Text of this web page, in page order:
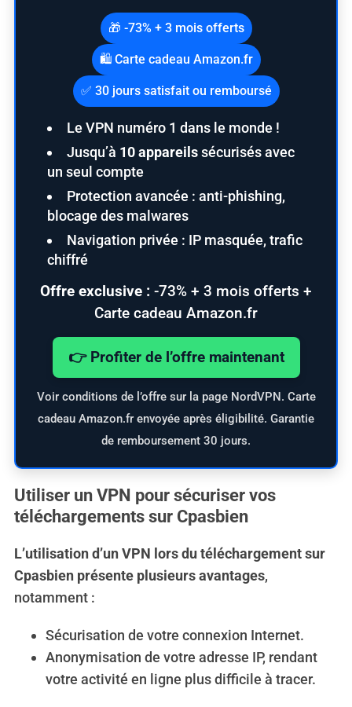
🎁 -73% + 3 mois offerts
🛍️ Carte cadeau Amazon.fr
✅ 30 jours satisfait ou remboursé
Le VPN numéro 1 dans le monde !
Jusqu’à 10 appareilssécurisés avec
un seul compte
Protection avancée : anti-phishing,
blocage des malwares
Navigation privée : IP masquée, trafic
chiffré
Offre exclusive : -73% + 3 mois offerts +
Carte cadeau Amazon.fr
👉 Profiter de l’offre maintenant
Voir conditions de l’offre sur la page NordVPN. Carte
cadeau Amazon.fr envoyée après éligibilité. Garantie
de remboursement 30 jours.
Utiliser un VPN pour sécuriser vos
téléchargements sur Cpasbien
L’utilisation d’un VPN lors du téléchargement sur
Cpasbien présente plusieurs avantages,
notamment :
Sécurisation de votre connexion Internet.
Anonymisation de votre adresse IP, rendant
votre activité en ligne plus difficile à tracer.